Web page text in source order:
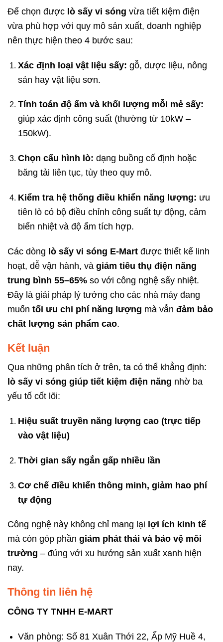
Để chọn được lò sấy vi sóng vừa tiết kiệm điện
vừa phù hợp với quy mô sản xuất, doanh nghiệp
nên thực hiện theo 4 bước sau:
Xác định loại vật liệu sấy: gỗ, dược liệu, nông
sản hay vật liệu sơn.
Tính toán độ ẩm và khối lượng mỗi mẻ sấy:
giúp xác định công suất (thường từ 10kW –
150kW).
Chọn cấu hình lò: dạng buồng cố định hoặc
băng tải liên tục, tùy theo quy mô.
Kiểm tra hệ thống điều khiển năng lượng: ưu
tiên lò có bộ điều chỉnh công suất tự động, cảm
biến nhiệt và độ ẩm tích hợp.
Các dòng lò sấy vi sóng E-Mart được thiết kế linh
hoạt, dễ vận hành, và giảm tiêu thụ điện năng
trung bình 55–65% so với công nghệ sấy nhiệt.
Đây là giải pháp lý tưởng cho các nhà máy đang
muốn tối ưu chi phí năng lượng mà vẫn đảm bảo
chất lượng sản phẩm cao.
Kết luận
Qua những phân tích ở trên, ta có thể khẳng định:
lò sấy vi sóng giúp tiết kiệm điện năng nhờ ba
yếu tố cốt lõi:
Hiệu suất truyền năng lượng cao (trực tiếp
vào vật liệu)
Thời gian sấy ngắn gấp nhiều lần
Cơ chế điều khiển thông minh, giảm hao phí
tự động
Công nghệ này không chỉ mang lại lợi ích kinh tế
mà còn góp phần giảm phát thải và bảo vệ môi
trường – đúng với xu hướng sản xuất xanh hiện
nay.
Thông tin liên hệ
CÔNG TY TNHH E-MART
Văn phòng: Số 81 Xuân Thới 22, Ấp Mỹ Huề 4,